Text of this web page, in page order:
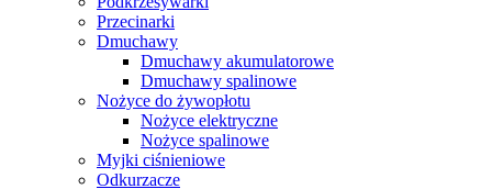
Przecinarki
Dmuchawy
Dmuchawy akumulatorowe
Dmuchawy spalinowe
Nożyce do żywopłotu
Nożyce elektryczne
Nożyce spalinowe
Myjki ciśnieniowe
Odkurzacze